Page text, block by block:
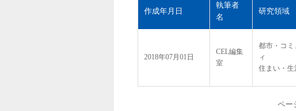
作成年月日
執筆者
名
研究領域
2018年07月01日
CEL編集
室
都市・コミ
ィ
住まい・生
ペー